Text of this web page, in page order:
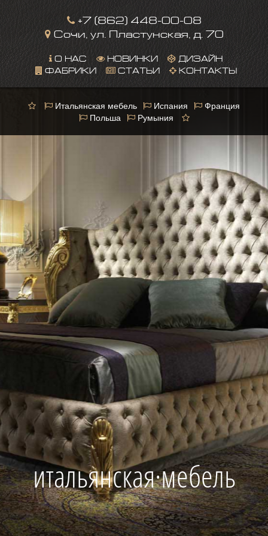
+7 (862) 448-00-08
Сочи, ул. Пластунская, д. 70
О НАС НОВИНКИ ДИЗАЙН
ФАБРИКИ СТАТЬИ КОНТАКТЫ
итальянская·мебель
Итальянская мебель Испания
Франция
Польша
Румыния